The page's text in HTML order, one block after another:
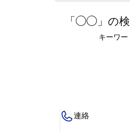
「◯◯」の検
キーワー
連絡